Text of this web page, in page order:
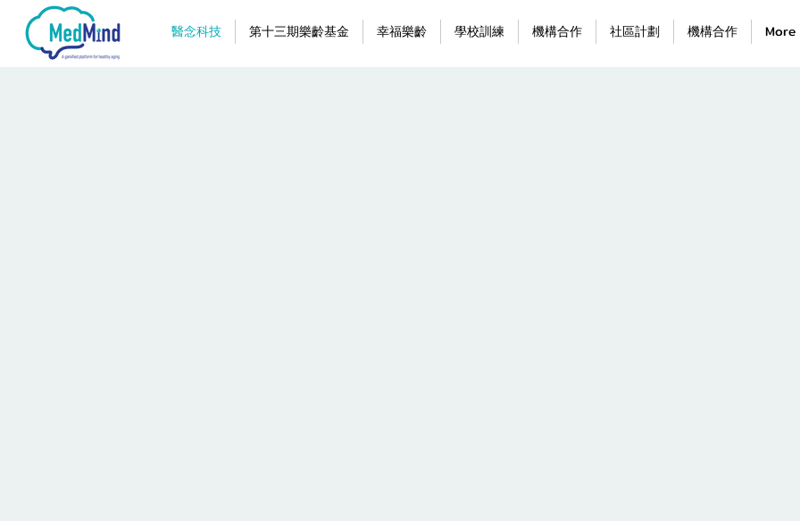
醫念科技 第十三期樂齡基金 幸福樂齡 學校訓練 機構合作 社區計劃 機構合作 More